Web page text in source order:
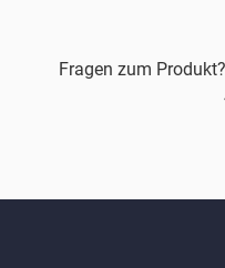
Fragen zum